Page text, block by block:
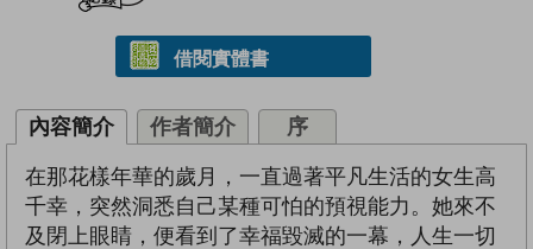
借閱實體書
內容簡介 作者簡介 序
在那花樣年華的歲月，一直過著平凡生活的女生高
千幸，突然洞悉自己某種可怕的預視能力。她來不
及閉上眼睛，便看到了幸福毀滅的一幕，人生一切